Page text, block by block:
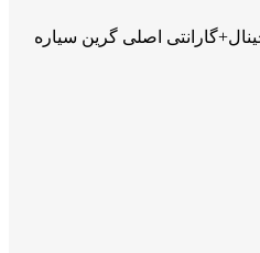
اصلی گرین سیاره